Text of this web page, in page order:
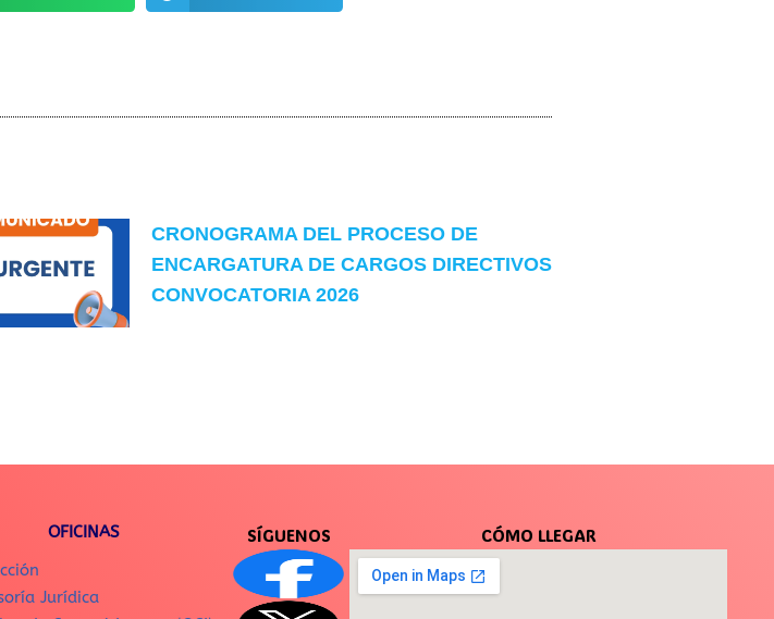
CRONOGRAMA DEL PROCESO DE
ENCARGATURA DE CARGOS DIRECTIVOS
CONVOCATORIA 2026
OFICINAS
Jurídica
SÍGUENOS CÓMO LLEGAR